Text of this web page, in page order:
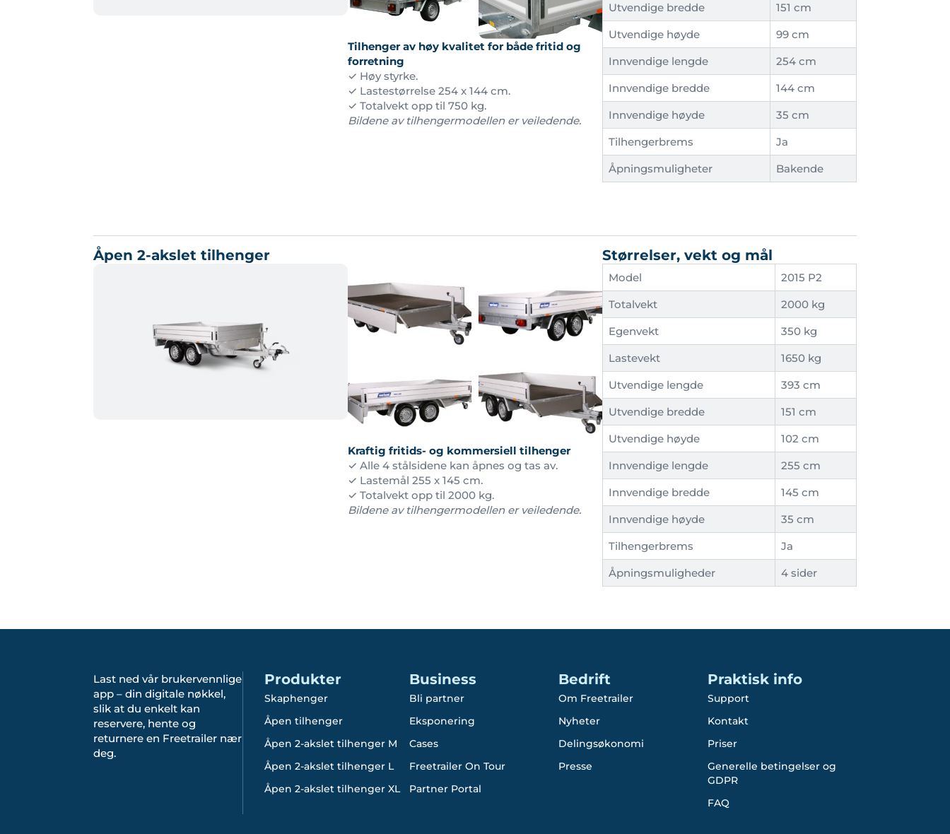
Tilhenger av høy kvalitet for både fritid og
forretning
✓ Høy styrke.
✓ Lastestørrelse 254 x 144 cm.
✓ Totalvekt opp til 750 kg.
Bildene av tilhengermodellen er veiledende.
Utvendige bredde
151 cm
Utvendige høyde
99 cm
Innvendige lengde
254 cm
Innvendige bredde
144 cm
Innvendige høyde
35 cm
Tilhengerbrems
Ja
Åpningsmuligheter
Bakende
Åpen 2-akslet tilhenger
Kraftig fritids- og kommersiell tilhenger
✓ Alle 4 stålsidene kan åpnes og tas av.
✓ Lastemål 255 x 145 cm.
✓ Totalvekt opp til 2000 kg.
Bildene av tilhengermodellen er veiledende.
Størrelser, vekt og mål
Model
2015 P2
Totalvekt
2000 kg
Egenvekt
350 kg
Lastevekt
1650 kg
Utvendige lengde
393 cm
Utvendige bredde
151 cm
Utvendige høyde
102 cm
Innvendige lengde
255 cm
Innvendige bredde
145 cm
Innvendige høyde
35 cm
Tilhengerbrems
Ja
Åpningsmuligheder
4 sider
Last ned vår brukervennlige
app – din digitale nøkkel,
slik at du enkelt kan
reservere, hente og
returnere en Freetrailer nær
deg.
Produkter
Skaphenger
Åpen tilhenger
Åpen 2-akslet tilhenger M
Åpen 2-akslet tilhenger L
Åpen 2-akslet tilhenger XL
Business
Bli partner
Eksponering
Cases
Freetrailer On Tour
Partner Portal
Bedrift
Om Freetrailer
Nyheter
Delingsøkonomi
Presse
Praktisk info
Support
Kontakt
Priser
Generelle betingelser og
GDPR
FAQ